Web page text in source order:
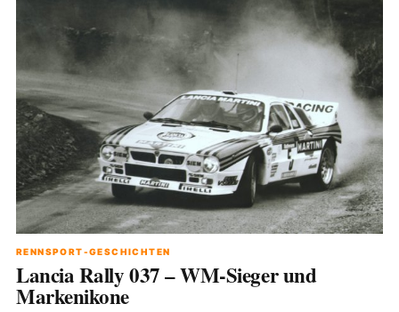
RENNSPORT-GESCHICHTEN
Lancia Rally 037 – WM-Sieger und
Markenikone